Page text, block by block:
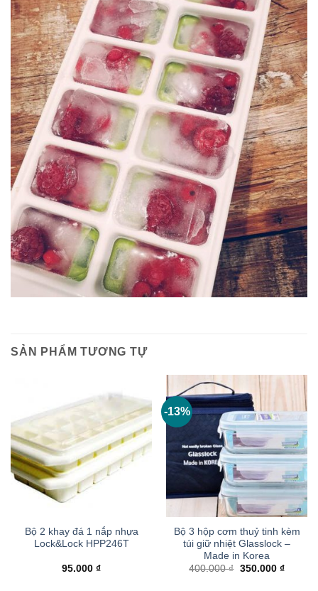
SẢN PHẨM TƯƠNG TỰ
Bộ 2 khay đá 1 nắp nhựa
Lock&Lock HPP246T
95.000 ₫
-13%
Bộ 3 hộp cơm thuỷ tinh kèm
túi giữ nhiệt Glasslock –
Made in Korea
400.000₫ Giá
350.000 ₫Giá